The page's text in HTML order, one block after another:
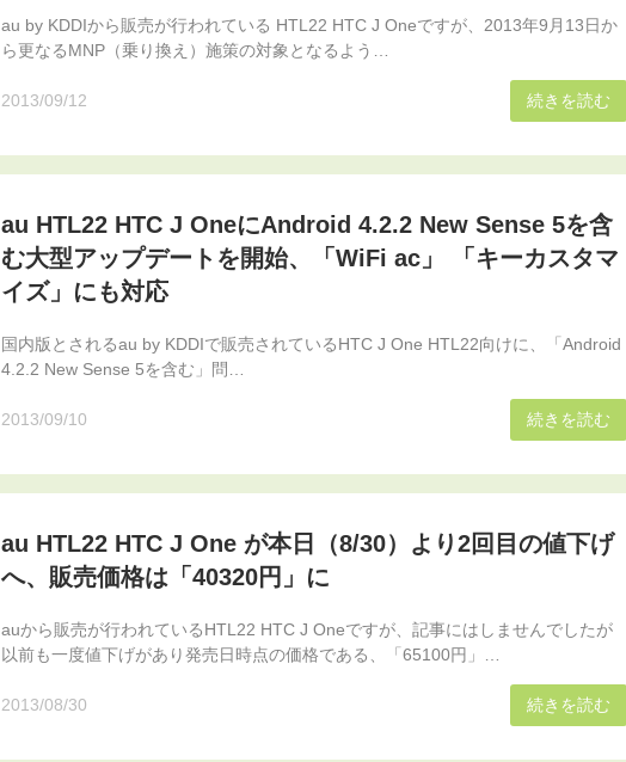
au by KDDIから販売が行われている HTL22 HTC J Oneですが、2013年9月13日か
ら更なるMNP（乗り換え）施策の対象となるよう…
2013/09/12 続きを読む
au HTL22 HTC J OneにAndroid 4.2.2 New Sense 5を含
む大型アップデートを開始、「WiFi ac」 「キーカスタマ
イズ」にも対応
国内版とされるau by KDDIで販売されているHTC J One HTL22向けに、「Android
4.2.2 New Sense 5を含む」問…
2013/09/10 続きを読む
au HTL22 HTC J One が本日（8/30）より2回目の値下げ
へ、販売価格は「40320円」に
auから販売が行われているHTL22 HTC J Oneですが、記事にはしませんでしたが
以前も一度値下げがあり発売日時点の価格である、「65100円」…
2013/08/30 続きを読む